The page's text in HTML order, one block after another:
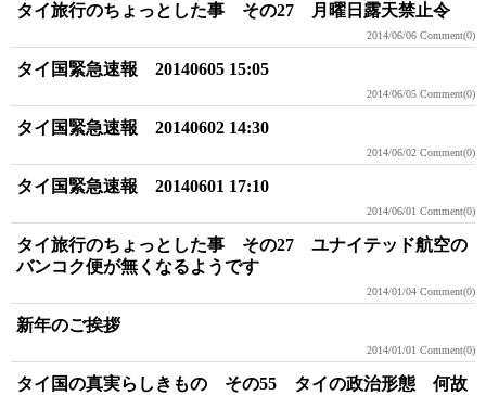
タイ旅行のちょっとした事 その27 月曜日露天禁止令
2014/06/06 Comment(0)
タイ国緊急速報 20140605 15:05
2014/06/05 Comment(0)
タイ国緊急速報 20140602 14:30
2014/06/02 Comment(0)
タイ国緊急速報 20140601 17:10
2014/06/01 Comment(0)
タイ旅行のちょっとした事 その27 ユナイテッド航空の
バンコク便が無くなるようです
2014/01/04 Comment(0)
新年のご挨拶
2014/01/01 Comment(0)
タイ国の真実らしきもの その55 タイの政治形態 何故